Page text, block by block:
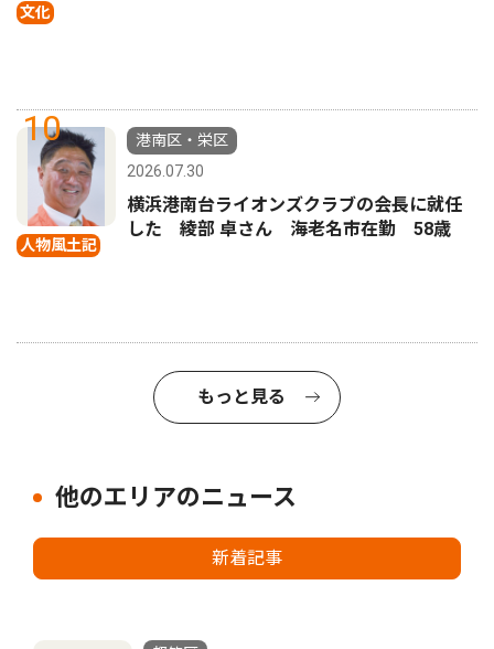
文化
10
人物風土記
港南区・栄区
2026.07.30
横浜港南台ライオンズクラブの会長に就任
した 綾部 卓さん 海老名市在勤 58歳
もっと見る
他のエリアのニュース
新着記事